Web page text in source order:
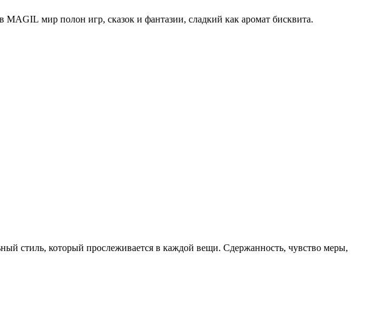
мир полон игр, сказок и фантазии, сладкий как аромат бисквита.
стиль, который прослеживается в каждой вещи. Сдержанность, чувство меры,